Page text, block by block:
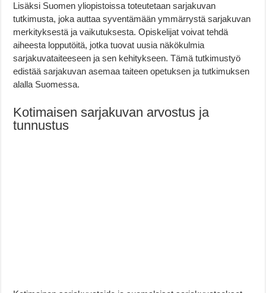
Lisäksi Suomen yliopistoissa toteutetaan sarjakuvan
tutkimusta, joka auttaa syventämään ymmärrystä sarjakuvan
merkityksestä ja vaikutuksesta. Opiskelijat voivat tehdä
aiheesta lopputöitä, jotka tuovat uusia näkökulmia
sarjakuvataiteeseen ja sen kehitykseen. Tämä tutkimustyö
edistää sarjakuvan asemaa taiteen opetuksen ja tutkimuksen
alalla Suomessa.
Kotimaisen sarjakuvan arvostus ja
tunnustus